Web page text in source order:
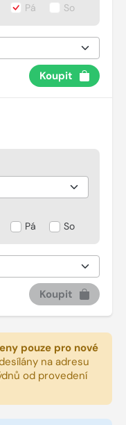
Pá So
Koupit
Pá So
Koupit
pouze pro nové
na adresu
od provedení